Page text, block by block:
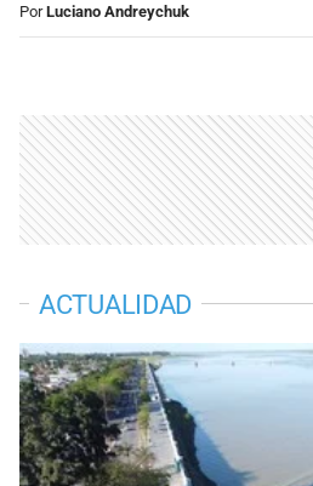
Por Luciano Andreychuk
ACTUALIDAD